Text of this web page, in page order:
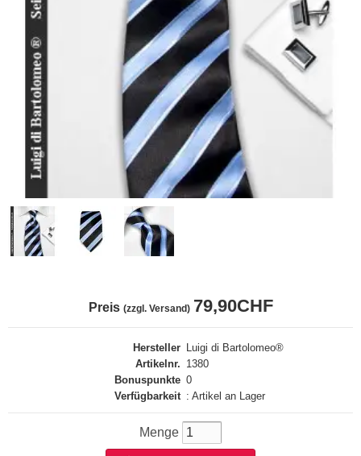
Preis (zzgl. Versand) 79,90CHF
Hersteller Luigi di Bartolomeo®
Artikelnr. 1380
Bonuspunkte 0
Verfügbarkeit : Artikel an Lager
Menge